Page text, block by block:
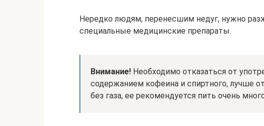
Нередко людям, перенесшим недуг, нужно
специальные медицинские препараты.
Внимание! Необходимо отказаться от
содержанием кофеина и спиртного, лучше
без газа, ее рекомендуется пить очень